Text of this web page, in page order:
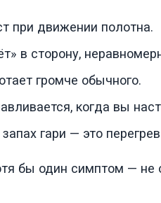
при движении полотна.
в сторону,
громче обычного.
когда вы
гари — это
бы один симптом — не